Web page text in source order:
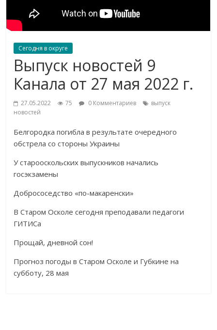
Сегодня в округе
Выпуск новостей 9
Канала от 27 мая 2022 г.
27.05.2022 75 0 Комментариев
выпуск
новостей
Белгородка погибла в результате очередного
обстрела со стороны Украины
У старооскольских выпускников начались
госэкзамены
Добрососедство «по-макаренски»
В Старом Осколе сегодня преподавали педагоги
ГИТИСа
Прощай, дневной сон!
Прогноз погоды в Старом Осколе и Губкине на
субботу, 28 мая